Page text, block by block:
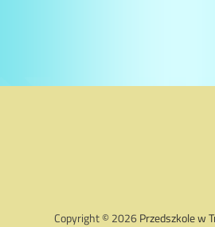
Copyright © 2026Przedszkole w